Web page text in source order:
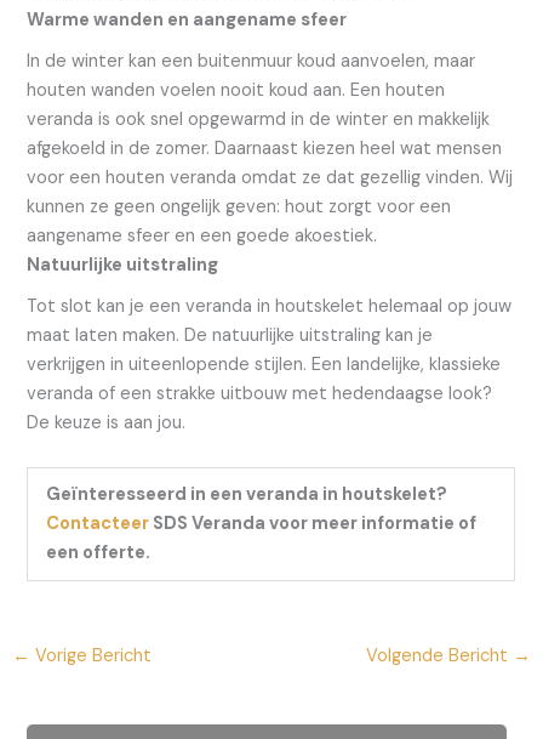
Warme wanden en aangename sfeer
In de winter kan een buitenmuur koud aanvoelen, maar
houten wanden voelen nooit koud aan. Een houten
veranda is ook snel opgewarmd in de winter en makkelijk
afgekoeld in de zomer. Daarnaast kiezen heel wat mensen
voor een houten veranda omdat ze dat gezellig vinden. Wij
kunnen ze geen ongelijk geven: hout zorgt voor een
aangename sfeer en een goede akoestiek.
Natuurlijke uitstraling
Tot slot kan je een veranda in houtskelet helemaal op jouw
maat laten maken. De natuurlijke uitstraling kan je
verkrijgen in uiteenlopende stijlen. Een landelijke, klassieke
veranda of een strakke uitbouw met hedendaagse look?
De keuze is aan jou.
Geïnteresseerd in een veranda in houtskelet?
Contacteer SDS Veranda voor meer informatie of
een offerte.
← Vorige Bericht Volgende Bericht →